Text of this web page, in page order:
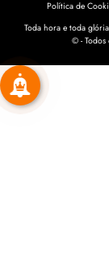
Política de
Toda hora e toda
© - Todos